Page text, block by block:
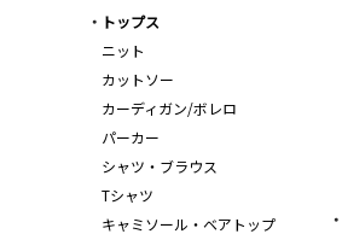
トップス
ニット
カットソー
カーディガン/ボレロ
パーカー
シャツ・ブラウス
Tシャツ
キャミソール・ベアトップ